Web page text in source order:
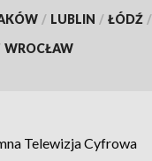
/ LUBLIN / ŁÓDŹ /
WROCŁAW
Telewizja Cyfrowa